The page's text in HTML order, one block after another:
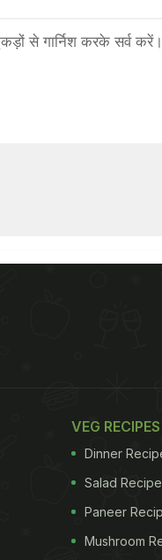
से गार्निश करके सर्व करें।
VEG RECIPES
Dinner
Salad
Paneer
Mushroom